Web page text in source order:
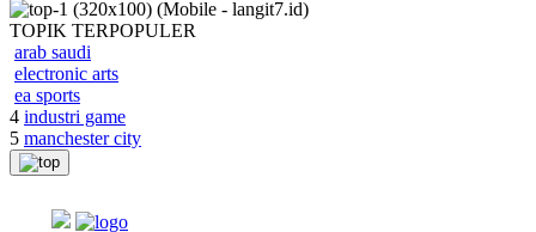
TOPIK TERPOPULER
arab saudi
electronic arts
ea sports
4 industri game
5 manchester city